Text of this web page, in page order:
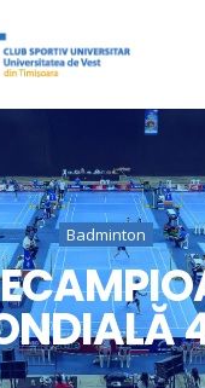
Badminton